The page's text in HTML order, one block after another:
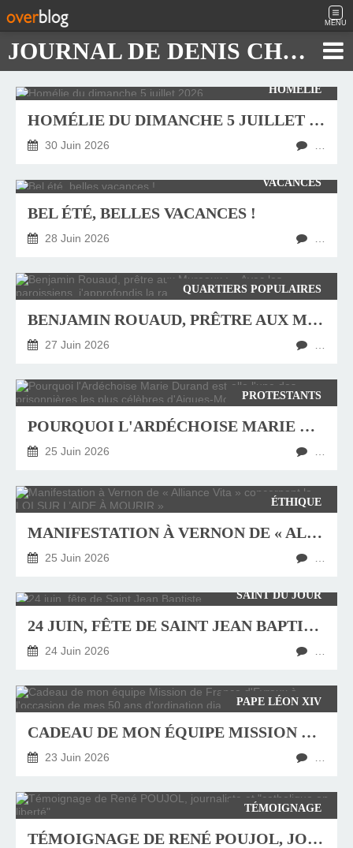
MENU
JOURNAL DE DENIS CHAUTARD
HOMÉLIE
HOMÉLIE DU DIMANCHE 5 JUILLET 2026
30 Juin 2026
VACANCES
BEL ÉTÉ, BELLES VACANCES !
28 Juin 2026
QUARTIERS POPULAIRES
BENJAMIN ROUAUD, PRÊTRE AUX MUREAUX : « AVEC LES PAROISSIENS, J'APPROFONDIS LA RAISON D’ÊTRE D’UN PASTEUR »
27 Juin 2026
PROTESTANTS
POURQUOI L'ARDÉCHOISE MARIE DURAND EST-ELLE L'UNE DES PRISONNIÈRES LES PLUS CÉLÈBRES D'AIGUES-MORTES ?
25 Juin 2026
ÉTHIQUE
MANIFESTATION À VERNON DE « ALLIANCE VITA » CONCERNANT LA « LOI SUR L’AIDE À MOURIR »
25 Juin 2026
SAINT DU JOUR
24 JUIN, FÊTE DE SAINT JEAN BAPTISTE
24 Juin 2026
PAPE LÉON XIV
CADEAU DE MON ÉQUIPE MISSION DE FRANCE D'EVREUX À L'OCCASION DE MES 50 ANS D'ORDINATION DIACONALE CE 3 JUILLET 2026
23 Juin 2026
TÉMOIGNAGE
TÉMOIGNAGE DE RENÉ POUJOL, JOURNALISTE ET "CATHOLIQUE EN LIBERTÉ"